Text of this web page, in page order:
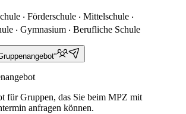
‧ Förderschule ‧ Mittelschule ‧
‧ Gymnasium ‧ Berufliche Schule
für Gruppen, das Sie beim MPZ mit
anfragen können.